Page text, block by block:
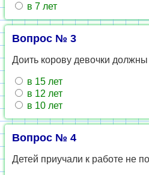
в 7 лет
Вопрос № 3
Доить корову девочки
в 15 лет
в 12 лет
в 10 лет
Вопрос № 4
Детей приучали к работе не